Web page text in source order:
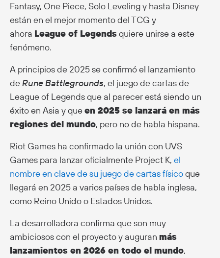
Fantasy, One Piece, Solo Leveling y hasta Disney
están en el mejor momento del TCG y
ahora League of Legends quiere unirse a este
fenómeno.
A principios de 2025 se confirmó el lanzamiento
deRune Battlegrounds, el juego de cartas de
League of Legends que al parecer está siendo un
éxito en Asia y queen 2025 se lanzará en más
regiones del mundo, pero no de habla hispana.
Riot Games ha confirmado la unión con UVS
Games para lanzar oficialmente Project K, el
nombre en clave de su juego de cartas físicoque
llegará en 2025 a varios países de habla inglesa,
como Reino Unido o Estados Unidos.
La desarrolladora confirma que son muy
ambiciosos con el proyecto y auguran más
lanzamientos en 2026 en todo el mundo,